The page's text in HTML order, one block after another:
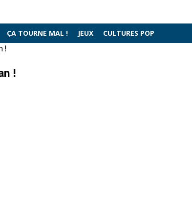
ÇA TOURNE MAL ! JEUX CULTURES POP
!
!